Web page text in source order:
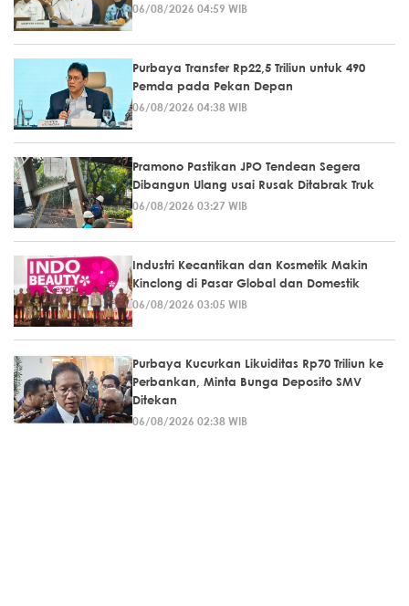
06/08/2026 04:59 WIB
Purbaya Transfer Rp22,5 Triliun untuk 490
Pemda pada Pekan Depan
06/08/2026 04:38 WIB
Pramono Pastikan JPO Tendean Segera
Dibangun Ulang usai Rusak Ditabrak Truk
06/08/2026 03:27 WIB
Industri Kecantikan dan Kosmetik Makin
Kinclong di Pasar Global dan Domestik
06/08/2026 03:05 WIB
Purbaya Kucurkan Likuiditas Rp70 Triliun ke
Perbankan, Minta Bunga Deposito SMV
Ditekan
06/08/2026 02:38 WIB